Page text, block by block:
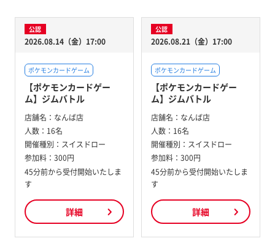
公認
2026.08.14（金）17:00
ポケモンカードゲーム
【ポケモンカードゲー
ム】ジムバトル
店舗名： なんば店
人数： 16名
開催種別： スイスドロー
参加料： 300円
45分前から受付開始いたしま
す
詳細
公認
2026.08.21（金）17:00
ポケモンカードゲーム
【ポケモンカードゲー
ム】ジムバトル
店舗名： なんば店
人数： 16名
開催種別： スイスドロー
参加料： 300円
45分前から受付開始いたしま
す
詳細